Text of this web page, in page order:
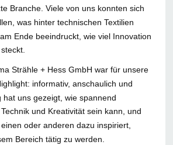
Branche. Viele von uns konnten sich
was hinter technischen Textilien
Ende beeindruckt, wie viel Innovation
Strähle + Hess GmbH war für unsere
informativ, anschaulich und
hat uns gezeigt, wie spannend
und Kreativität sein kann, und
oder anderen dazu inspiriert,
Bereich tätig zu werden.